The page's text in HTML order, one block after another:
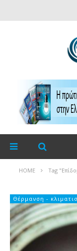
HOME Tag
Θέρμανση -